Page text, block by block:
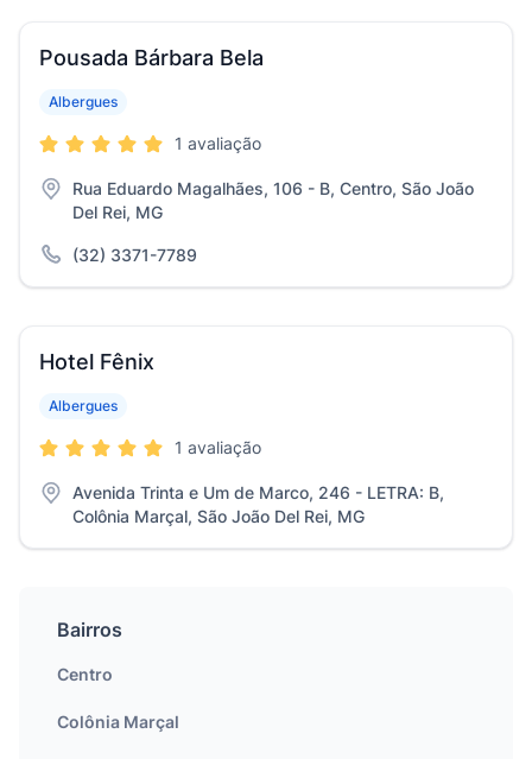
Pousada Bárbara Bela
Albergues
1 avaliação
Rua Eduardo Magalhães, 106 - B, Centro, São João
Del Rei, MG
(32) 3371-7789
Hotel Fênix
Albergues
1 avaliação
Avenida Trinta e Um de Marco, 246 - LETRA: B,
Colônia Marçal, São João Del Rei, MG
Bairros
Centro
Colônia Marçal